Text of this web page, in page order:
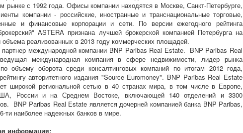
рынке с 1992 года. Офисы компании находятся в Москве, Санкт-Петербурге,
компании - российские, иностранные и транснациональные торговые,
и финансовые корпорации и сети. По версии ежегодного рейтинга
ASTERA признана лучшей брокерской компанией Петербурга на
объема реализованных в 2013 году коммерческих площадей.
международной компании BNP Paribas Real Estate. BNP Paribas Real
международная компания в сфере недвижимости, лидер рынка
объему оборота среди консалтинговых компаний по итогам 2012 года,
авторитетного издания "Source Euromoney". BNP Paribas Real Estate
широкой региональной сетью в 40 странах мира, в том числе в Европе,
России и на Среднем Востоке, включающей 140 отделений и 3300
BNP Paribas Real Estate является дочерней компанией банка BNP Paribas,
ти наиболее надежных банков в мире.
информация: